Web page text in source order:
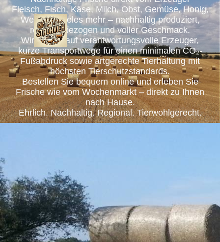
Fleisch, Fisch, Käse, Milch, Obst, Gemüse, Honig,
Wein und vieles mehr – nachhaltig produziert,
regional bezogen und voller Geschmack.
Wir setzen auf verantwortungsvolle Erzeuger,
kurze Transportwege für einen minimalen CO₂-
Fußabdruck sowie artgerechte Tierhaltung mit
höchsten Tierschutzstandards.
Bestellen Sie bequem online und erleben Sie
Frische wie vom Wochenmarkt – direkt zu Ihnen
nach Hause.
Ehrlich. Nachhaltig. Regional. Tierwohlgerecht.